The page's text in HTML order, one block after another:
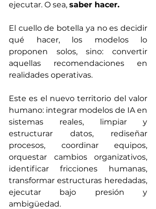
ejecutar. O sea, saber hacer.
El cuello de botella ya no es decidir
qué hacer, los modelos lo
proponen solos, sino: convertir
aquellas recomendaciones en
realidades operativas.
Este es el nuevo territorio del valor
humano: integrar modelos de IA en
sistemas reales, limpiar y
estructurar datos, rediseñar
procesos, coordinar equipos,
orquestar cambios organizativos,
identificar fricciones humanas,
transformar estructuras heredadas,
ejecutar bajo presión y
ambigüedad.